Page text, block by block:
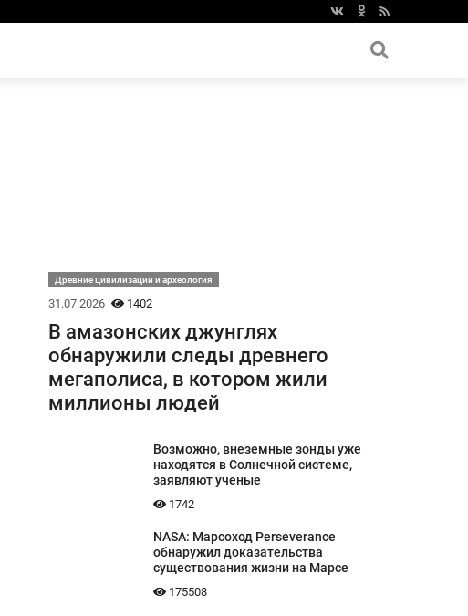
Древние цивилизации и археология
31.07.2026 1402
В амазонских джунглях
обнаружили следы древнего
мегаполиса, в котором жили
миллионы людей
Возможно, внеземные зонды уже
находятся в Солнечной системе,
заявляют ученые
1742
NASA: Марсоход Perseverance
обнаружил доказательства
существования жизни на Марсе
175508